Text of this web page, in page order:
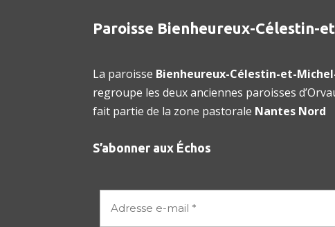
Paroisse Bienheureux-Célestin-
La paroisse Bienheureux-Célestin-et-
regroupe les deux anciennes paroisses
fait partie de la zone pastorale Nantes Nord
S’abonner aux Échos